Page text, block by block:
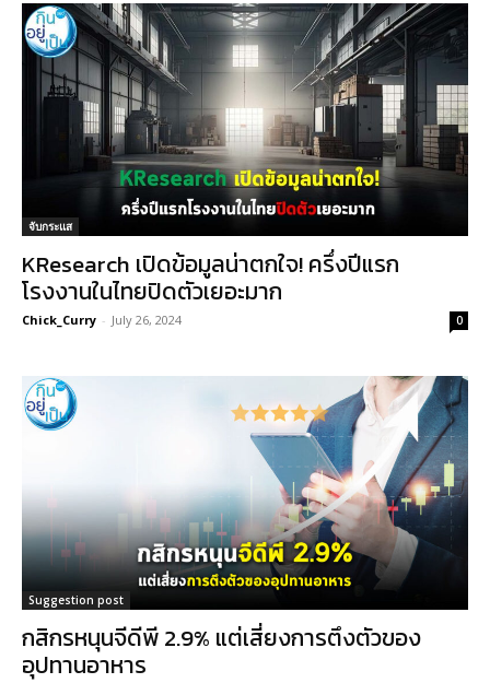
จับกระแส
KResearch เปิดข้อมูลน่าตกใจ! ครึ่งปีแรก
โรงงานในไทยปิดตัวเยอะมาก
Chick_Curry - July 26, 2024 0
Suggestion post
กสิกรหนุนจีดีพี 2.9% แต่เสี่ยงการตึงตัวของ
อุปทานอาหาร